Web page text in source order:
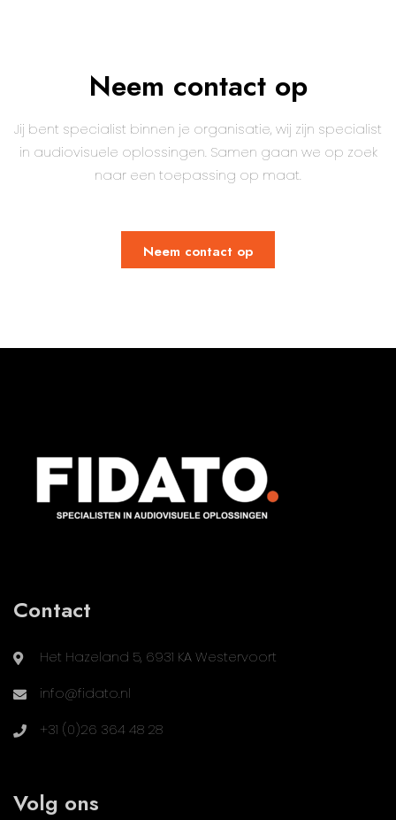
Neem contact op
Jij bent specialist binnen je organisatie, wij zijn specialist
in audiovisuele oplossingen. Samen gaan we op zoek
naar een toepassing op maat.
Neem contact op
Contact
Het Hazeland 5, 6931 KA Westervoort
info@fidato.nl
+31 (0)26 364 48 28
Volg ons